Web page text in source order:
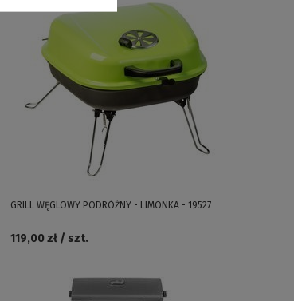
GRILL WĘGLOWY PODRÓŻNY - LIMONKA - 19527
119,00 zł / szt.